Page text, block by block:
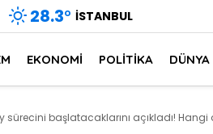
28.3° İSTANBUL
EKONOMİ POLİTİKA DÜNYA
sürecini başlatacaklarını açıkladı!